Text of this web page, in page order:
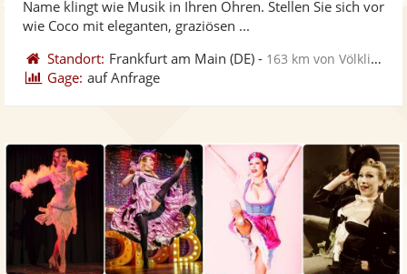
Name klingt wie Musik in Ihren Ohren. Stellen Sie sich vor
wie Coco mit eleganten, graziösen ...
Standort: Frankfurt am Main (DE) - 163 km von Völklingen
Gage: auf Anfrage